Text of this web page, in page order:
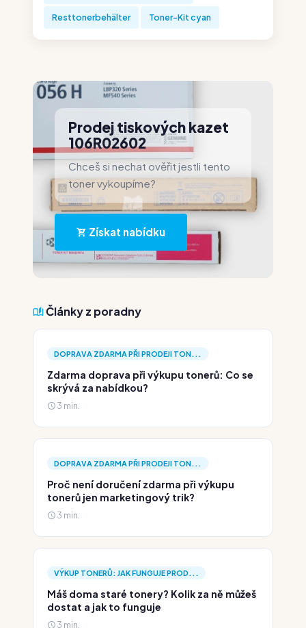
Resttonerbehälter Toner-Kit cyan
Prodej tiskových kazet
106R02602
Chceš si nechat ověřit jestli tento
toner vykoupíme?
Získat nabídku
Články z poradny
DOPRAVA ZDARMA PŘI PRODEJI TON...
Zdarma doprava při výkupu tonerů: Co se
skrývá za nabídkou?
3 min.
DOPRAVA ZDARMA PŘI PRODEJI TON...
Proč není doručení zdarma při výkupu
tonerů jen marketingový trik?
3 min.
VÝKUP TONERŮ: JAK FUNGUJE PROD...
Máš doma staré tonery? Kolik za ně můžeš
dostat a jak to funguje
3 min.